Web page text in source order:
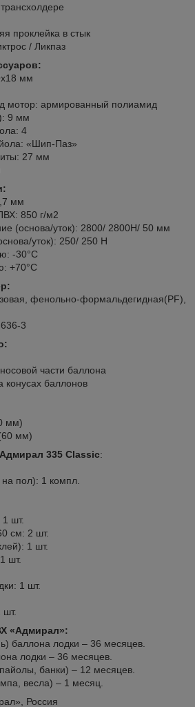
проклейка в стык
/ Ликпаз
мм
мотор: армированный полиамид
9 мм
4
«Шип-Паз»
27 мм
мм
850 г/м2
(основа/уток): 2800/ 2800H/ 50 мм
уток): 250/ 250 Н
-30°C
+70°C
фенольно-формальдегидная(PF),
3
части баллона
конусах баллонов
мм)
мм)
335 Classic:
пол): 1 компл.
шт.
см: 2 шт.
1 шт.
шт.
1 шт.
шт.
«Адмирал»:
баллона лодки – 36 месяцев.
лодки – 36 месяцев.
банки) – 12 месяцев.
весла) – 1 месяц.
Россия